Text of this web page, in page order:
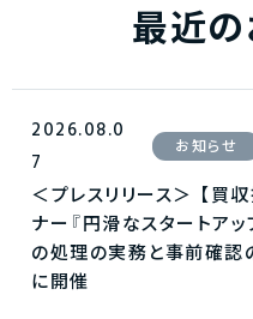
最近
2026.08.0
7
お知らせ
＜プレスリリース＞ 【買
ナー『円滑なスタートア
の処理の実務と事前確認
に開催